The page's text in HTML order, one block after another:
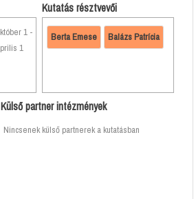
2017. október 1 -
2018. április 1
Kutatás résztvevői
Berta Emese Balázs Patrícia
Külső partner intézmények
Nincsenek külső partnerek a kutatásban